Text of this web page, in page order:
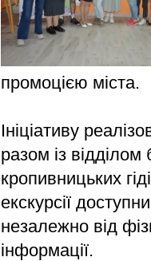
промоцією міста.
Ініціативу
разом із
кропивницьких
екскурсії
незалежно від
інформації.